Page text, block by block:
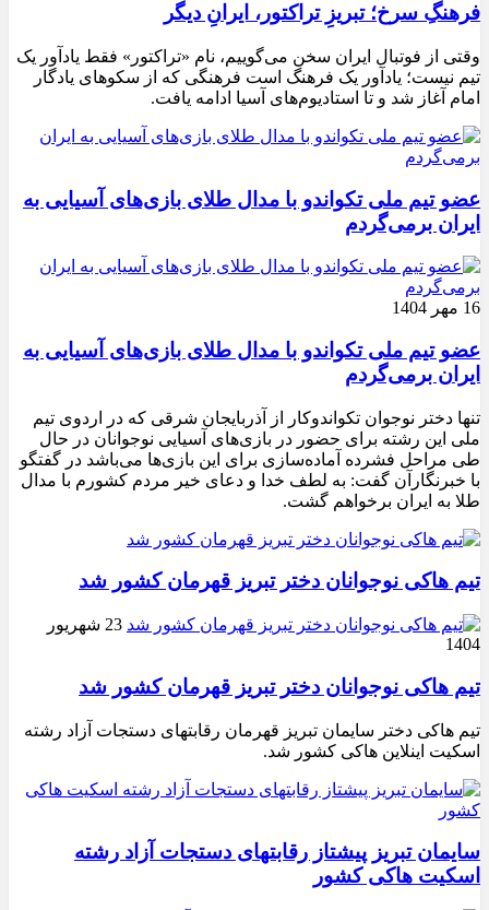
فرهنگِ سرخ؛ تبریزِ تراکتور، ایرانِ دیگر
وقتی از فوتبال ایران سخن می‌گوییم، نام «تراکتور» فقط یادآور یک
تیم نیست؛ یادآور یک فرهنگ است فرهنگی که از سکوهای یادگار
امام آغاز شد و تا استادیوم‌های آسیا ادامه یافت.
عضو تیم ملی تکواندو با مدال طلای بازی‌های آسیایی به
ایران برمی‌گردم
16 مهر 1404
عضو تیم ملی تکواندو با مدال طلای بازی‌های آسیایی به
ایران برمی‌گردم
تنها دختر نوجوان تکواندوکار از آذربایجان شرقی که در اردوی تیم
ملی این رشته برای حضور در بازی‌های آسیایی نوجوانان در حال
طی مراحل فشرده آماده‌سازی برای این بازی‌ها می‌باشد در گفتگو
با خبرنگارآن گفت: به لطف خدا و دعای خیر مردم کشورم با مدال
طلا به ایران برخواهم گشت.
تیم هاکی نوجوانان دختر تبریز قهرمان کشور شد
23 شهریور
1404
تیم هاکی نوجوانان دختر تبریز قهرمان کشور شد
تیم هاکی دختر سایمان تبریز قهرمان رقابتهای دستجات آزاد رشته
اسکیت اینلاین هاکی کشور شد.
سایمان تبریز پیشتاز رقابتهای دستجات آزاد رشته
اسکیت هاکی کشور